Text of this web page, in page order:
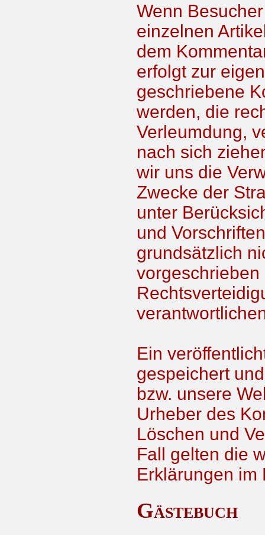
Wenn
einzelnen
dem
erfolgt zur
geschriebene
werden, die
Verleumdung,
nach sich
wir uns die
Zwecke der
unter
und
grundsätzlich
Ein
gespeichert
bzw. unsere
Urheber des
Löschen und
Fall gelten die
Erklärungen im
Gästebuch